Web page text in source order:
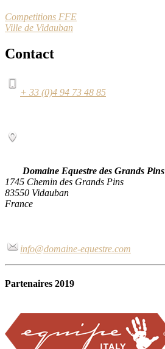
Competitions FFE
Ville de Vidauban
Contact
+ 33 (0)4 94 73 48 85
Domaine Equestre des Grands Pins
1745 Chemin des Grands Pins
83550 Vidauban
France
info@domaine-equestre.com
Partenaires 2019